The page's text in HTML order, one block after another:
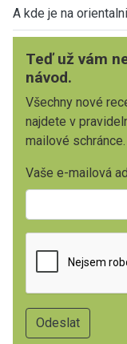
A kde je na
Teď už vám
návod.
Všechny nové
najdete v
mailové schránce.
Vaše e-mailová